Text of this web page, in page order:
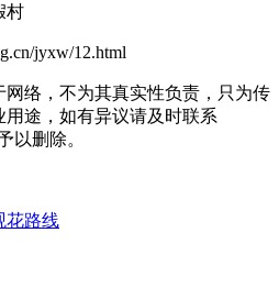
村
jyxw/12.html
络，不为其真实性负责，只为传
途，如有异议请及时联系
以删除。
花路线